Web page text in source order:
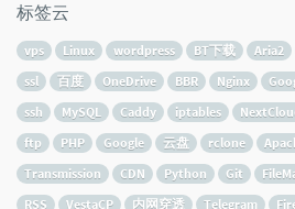
标签云
vps Linux wordpress BT下载 Aria2
ssl
百度 OneDrive BBR Nginx
ssh
MySQL Caddy iptables
ftp
PHP Google 云盘 rclone
Transmission
CDN Python Git
RSS
VestaCP 内网穿透 Telegram